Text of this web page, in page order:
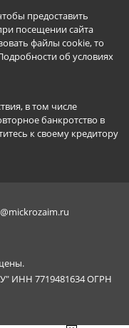
предоставить
посещении сайта
файлы cookie, то
об условиях
в том числе
банкротство в
к своему кредитору
ИНН 7719481634 ОГРН